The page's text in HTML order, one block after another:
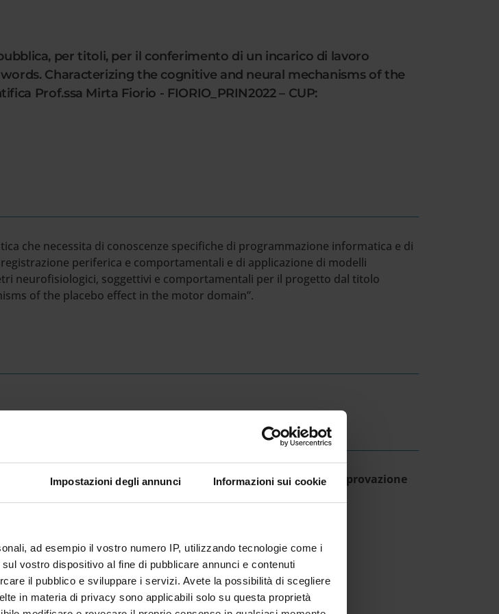
Impostazioni degli annunci Informazioni sui cookie
ad esempio il vostro numero IP, utilizzando tecnologie come i
vostro dispositivo al fine di pubblicare annunci e contenuti
il pubblico e sviluppare i servizi. Avete la possibilità di scegliere
in materia di privacy sono applicabili solo su questa proprietà
per titoli, per il conferimento di un incarico di lavoro
Characterizing the cognitive and neural mechanisms of the
Prof.ssa Mirta Fiorio - FIORIO_PRIN2022 – CUP:
che necessita di conoscenze specifiche di programmazione informatica e di
periferica e comportamentali e di applicazione di modelli
neurofisiologici, soggettivi e comportamentali per il progetto dal titolo
of the placebo effect in the motor domain”.
nomina Commissione
RESULT/RANKING LISTS
Provvedimento Direttoriale Approvazione